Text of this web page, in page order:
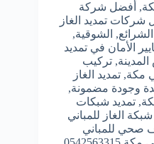
, أفضل شركة
شركات تمديد الغاز
الشرائع, الشوقية,
الأمان في تمديد
, تركيب
مكة, تمديد الغاز
وجودة مضمونة,
, تمديد شبكات
الغاز للمباني
صحي للمباني